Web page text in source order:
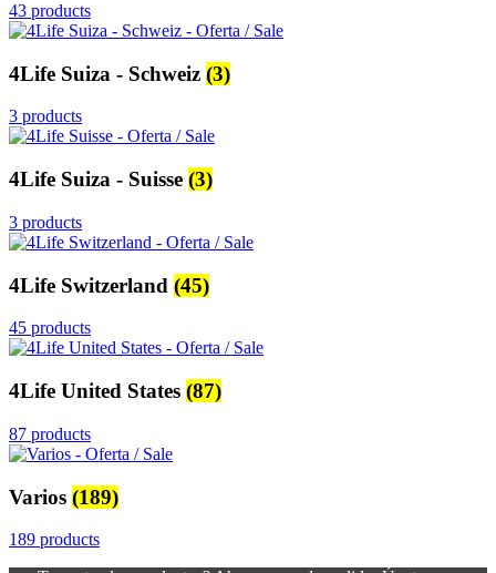
43 products
4Life Suiza - Schweiz (3)
3 products
4Life Suiza - Suisse (3)
3 products
4Life Switzerland (45)
45 products
4Life United States (87)
87 products
Varios (189)
189 products